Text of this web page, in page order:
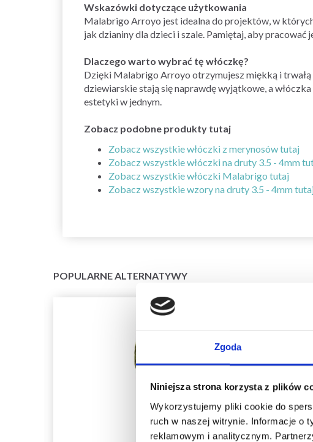
Zgoda
Niniejsza strona korzysta z plików
Wykorzystujemy pliki cookie do
ruch w naszej witrynie. Informacje o
reklamowym i analitycznym.
Wskazówki dotyczące użytkowania
Malabrigo Arroyo jest idealna do projektów, w
jak dzianiny dla dzieci i szale. Pamiętaj, aby
Dlaczego warto wybrać tę włóczkę?
Dzięki Malabrigo Arroyo otrzymujesz miękką i
dziewiarskie stają się naprawdę wyjątkowe, a
estetyki w jednym.
Zobacz podobne produkty tutaj
Zobacz wszystkie włóczki z merynosów tutaj
Zobacz wszystkie włóczki na druty 3.5 - 4mm
Zobacz wszystkie włóczki Malabrigo tutaj
Zobacz wszystkie wzory na druty 3.5 - 4mm
POPULARNE ALTERNATYWY